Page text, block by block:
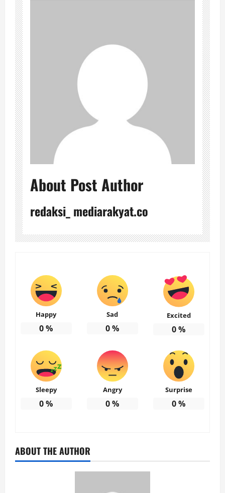
About Post Author
redaksi_ mediarakyat.co
Happy
0%
Sad
0%
Excited
0%
Sleepy
0%
Angry
0%
Surprise
0%
ABOUT THE AUTHOR